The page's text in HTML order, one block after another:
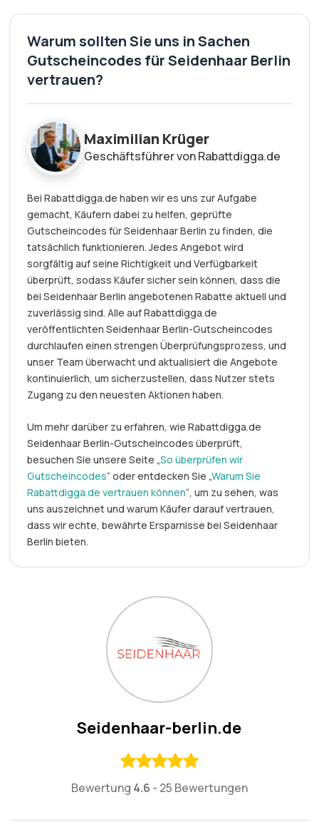
Warum sollten Sie uns in Sachen
Gutscheincodes für Seidenhaar Berlin
vertrauen?
Maximilian Krüger
Geschäftsführer von Rabattdigga.de
Bei Rabattdigga.de haben wir es uns zur Aufgabe
gemacht, Käufern dabei zu helfen, geprüfte
Gutscheincodes für Seidenhaar Berlin zu finden, die
tatsächlich funktionieren. Jedes Angebot wird
sorgfältig auf seine Richtigkeit und Verfügbarkeit
überprüft, sodass Käufer sicher sein können, dass die
bei Seidenhaar Berlin angebotenen Rabatte aktuell und
zuverlässig sind. Alle auf Rabattdigga.de
veröffentlichten Seidenhaar Berlin-Gutscheincodes
durchlaufen einen strengen Überprüfungsprozess, und
unser Team überwacht und aktualisiert die Angebote
kontinuierlich, um sicherzustellen, dass Nutzer stets
Zugang zu den neuesten Aktionen haben.
Um mehr darüber zu erfahren, wie Rabattdigga.de
Seidenhaar Berlin-Gutscheincodes überprüft,
besuchen Sie unsere Seite „So überprüfen wir
Gutscheincodes“ oder entdecken Sie „Warum Sie
Rabattdigga.de vertrauen können“, um zu sehen, was
uns auszeichnet und warum Käufer darauf vertrauen,
dass wir echte, bewährte Ersparnisse bei Seidenhaar
Berlin bieten.
Seidenhaar-berlin.de
Bewertung 4.6 - 25 Bewertungen